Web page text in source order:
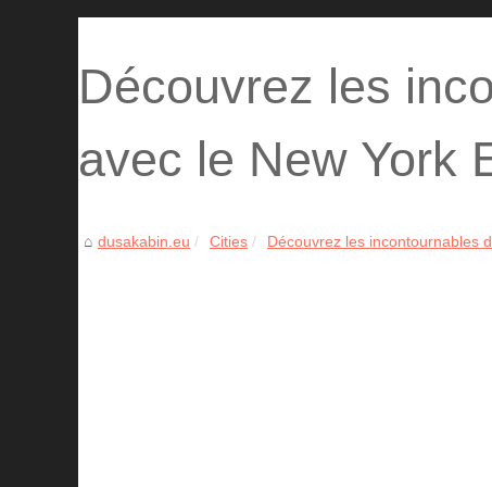
Découvrez les
avec le New York
dusakabin.eu Cities Découvrez les incontournables